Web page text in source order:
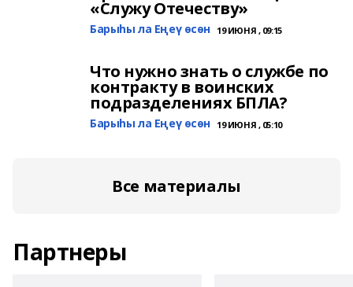
«Служу Отечеству»
Барыһы ла Еңеү өсөн 19 ИЮНЯ , 09:15
Что нужно знать о службе по
контракту в воинских
подразделениях БПЛА?
Барыһы ла Еңеү өсөн 19 ИЮНЯ , 05:10
Все материалы
Партнеры